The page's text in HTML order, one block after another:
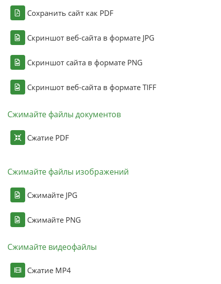
Сохранить сайт как PDF
Скриншот веб-сайта в формате JPG
Скриншот сайта в формате PNG
Скриншот веб-сайта в формате TIFF
Сжимайте файлы документов
Сжатие PDF
Сжимайте файлы изображений
Сжимайте JPG
Сжимайте PNG
Сжимайте видеофайлы
Сжатие MP4